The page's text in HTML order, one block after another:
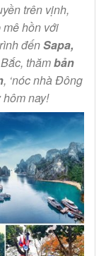
trên vịnh,
hồn với
đếnSapa,
thămbản
, ‘nóc nhà Đông
nay!